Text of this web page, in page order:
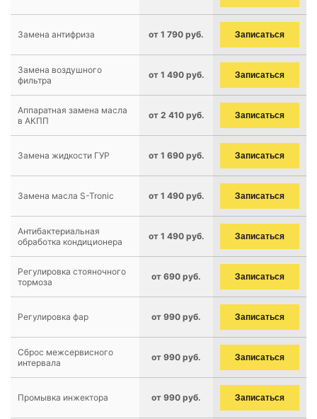
Замена антифриза от 1 790 руб. Записаться
Замена воздушного
фильтра
от 1 490 руб. Записаться
Аппаратная замена масла
в АКПП
от 2 410 руб. Записаться
Замена жидкости ГУР от 1 690 руб. Записаться
Замена масла S-Tronic от 1 490 руб. Записаться
Антибактериальная
обработка кондиционера
от 1 490 руб. Записаться
Регулировка стояночного
тормоза
от 690 руб. Записаться
Регулировка фар от 990 руб. Записаться
Сброс межсервисного
интервала
от 990 руб. Записаться
Промывка инжектора от 990 руб. Записаться